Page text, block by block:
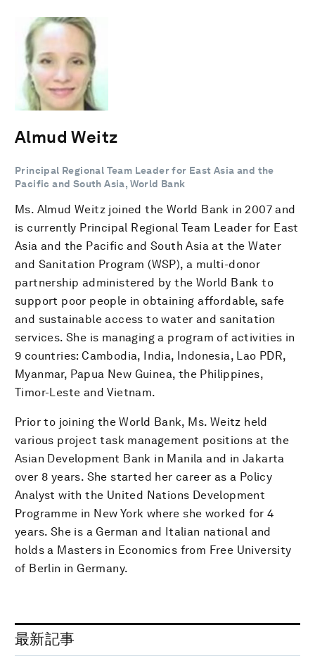
Almud Weitz
Principal Regional Team Leader for East Asia and the
Pacific and South Asia, World Bank
Ms. Almud Weitz joined the World Bank in 2007 and
is currently Principal Regional Team Leader for East
Asia and the Pacific and South Asia at the Water
and Sanitation Program (WSP), a multi-donor
partnership administered by the World Bank to
support poor people in obtaining affordable, safe
and sustainable access to water and sanitation
services. She is managing a program of activities in
9 countries: Cambodia, India, Indonesia, Lao PDR,
Myanmar, Papua New Guinea, the Philippines,
Timor-Leste and Vietnam.
Prior to joining the World Bank, Ms. Weitz held
various project task management positions at the
Asian Development Bank in Manila and in Jakarta
over 8 years. She started her career as a Policy
Analyst with the United Nations Development
Programme in New York where she worked for 4
years. She is a German and Italian national and
holds a Masters in Economics from Free University
of Berlin in Germany.
最新記事